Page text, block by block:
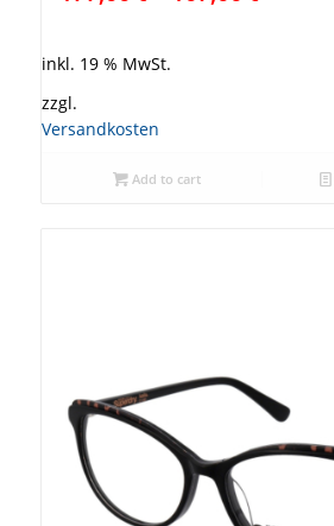
inkl. 19 % MwSt.
zzgl.
Versandkosten
Add to cart